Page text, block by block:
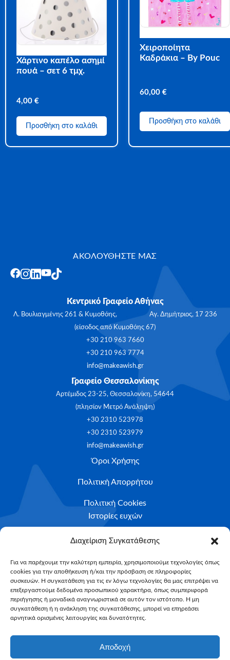
Διαχείριση Συγκατάθεσης
Για να παρέχουμε την καλύτερη εμπειρία, χρησιμοποιούμε τεχνολογίες όπως
cookies για την αποθήκευση ή/και την πρόσβαση σε πληροφορίες
συσκευών. Η συγκατάθεση για τις εν λόγω τεχνολογίες θα μας επιτρέψει να
επεξεργαστούμε δεδομένα προσωπικού χαρακτήρα, όπως συμπεριφορά
περιήγησης ή μοναδικά αναγνωριστικά σε αυτόν τον ιστότοπο. Η μη
συγκατάθεση ή η ανάκληση της συγκατάθεσης, μπορεί να επηρεάσει
αρνητικά ορισμένες λειτουργίες και δυνατότητες.
Αποδοχή
Χάρτινο καπέλο ασημί
πουά – σετ 6 τμχ.
4,00 €
Προσθήκη στο καλάθι
Χειροποίητα
Καδράκια – By Pouc
60,00 €
Προσθήκη στο καλάθι
ΑΚΟΛΟΥΘΗΣΤΕ ΜΑΣ
Κεντρικό Γραφείο Αθήνας
Λ. Βουλιαγμένης 261 & Κυμοθόης, Αγ. Δημήτριος, 17 236
(είσοδος από Κυμοθόης 67)
+30 210 963 7660
+30 210 963 7774
info@makeawish.gr
Γραφείο Θεσσαλονίκης
Αρτέμιδος 23-25, Θεσσαλονίκη, 54644
(πλησίον Μετρό Ανάληψη)
+30 2310 523978
+30 2310 523979
info@makeawish.gr
Όροι Χρήσης
Πολιτική Απορρήτου
Πολιτική Cookies
Ιστορίες ευχών
Το ταξίδι της ευχής
Υποβολή Αιτήματος
NEWSLETTER
Email*